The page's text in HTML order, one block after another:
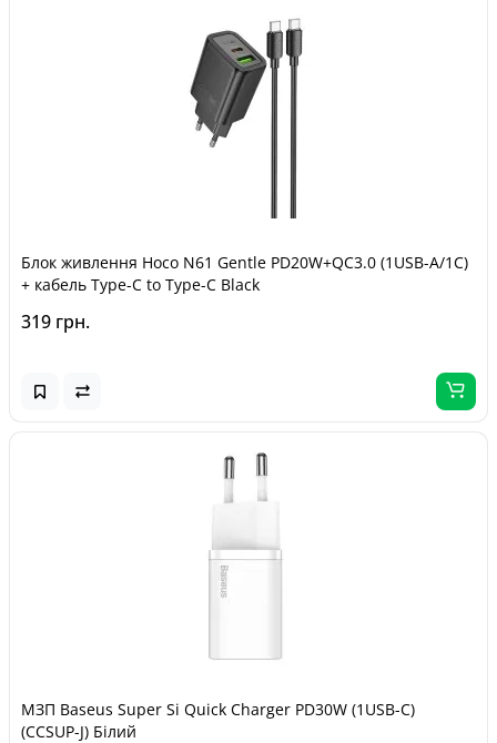
Блок живлення Hoco N61 Gentle PD20W+QC3.0 (1USB-A/1C)
+ кабель Type-C to Type-C Black
319 грн.
МЗП Baseus Super Si Quick Charger PD30W (1USB-C)
(CCSUP-J) Білий